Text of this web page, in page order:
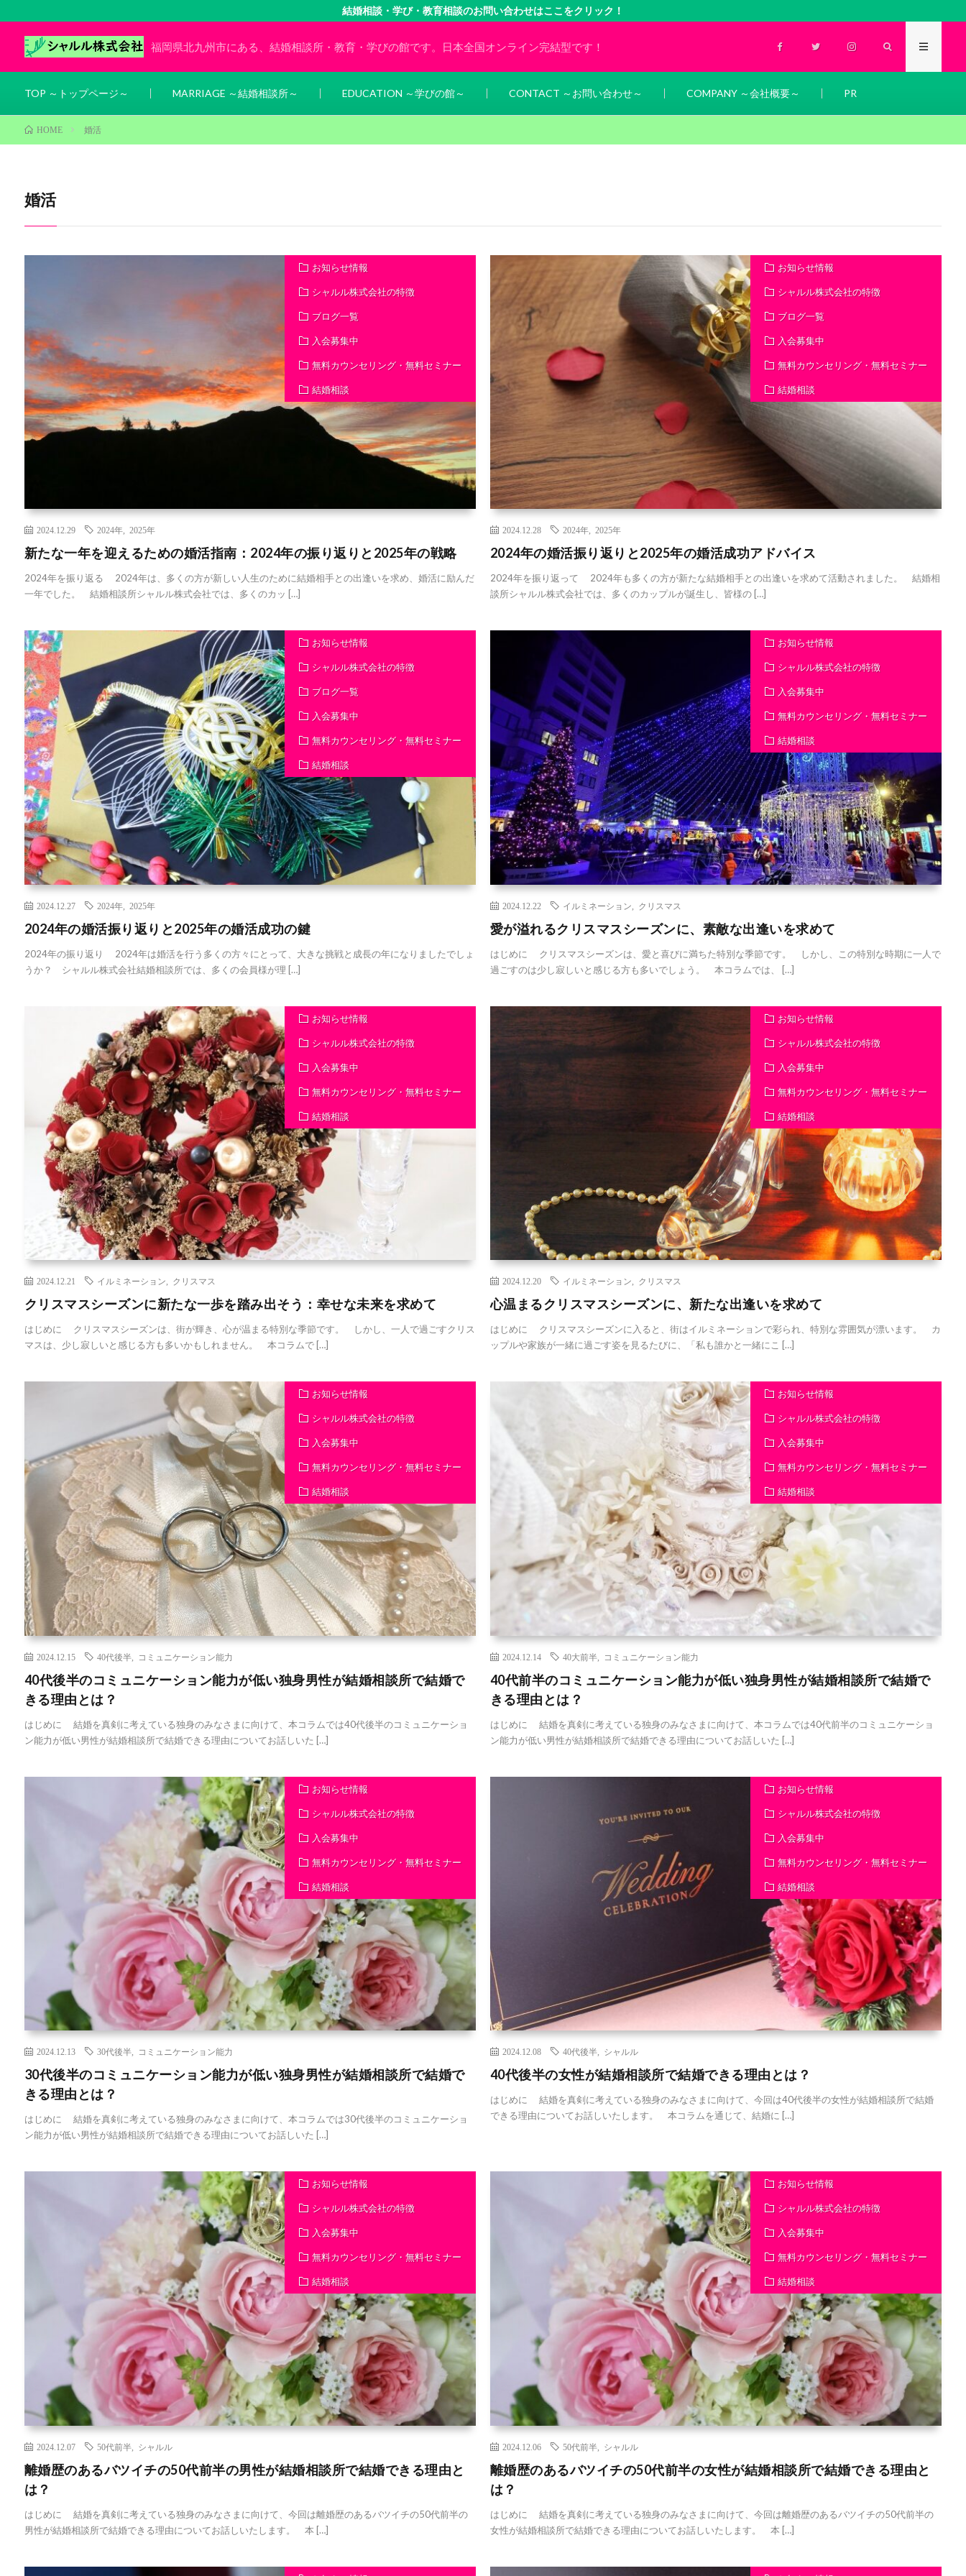
結婚相談・学び・教育相談のお問い合わせはここをクリック！
福岡県北九州市にある、結婚相談所・教育・学びの館です。日本全国オンライン完結型です！
TOP ～トップページ～ MARRIAGE ～結婚相談所～ EDUCATION ～学びの館～ CONTACT ～お問い合わせ～ COMPANY ～会社概要～ PR
HOME 婚活
婚活
お知らせ情報
シャルル株式会社の特徴
ブログ一覧
入会募集中
無料カウンセリング・無料セミナー
結婚相談
2024.12.29 2024年, 2025年
新たな一年を迎えるための婚活指南：2024年の振り返りと2025年の戦略
2024年を振り返る 2024年は、多くの方が新しい人生のために結婚相手との出逢いを求め、婚活に励んだ
一年でした。 結婚相談所シャルル株式会社では、多くのカッ […]
お知らせ情報
シャルル株式会社の特徴
ブログ一覧
入会募集中
無料カウンセリング・無料セミナー
結婚相談
2024.12.28 2024年, 2025年
2024年の婚活振り返りと2025年の婚活成功アドバイス
2024年を振り返って 2024年も多くの方が新たな結婚相手との出逢いを求めて活動されました。 結婚相
談所シャルル株式会社では、多くのカップルが誕生し、皆様の […]
お知らせ情報
シャルル株式会社の特徴
ブログ一覧
入会募集中
無料カウンセリング・無料セミナー
結婚相談
2024.12.27 2024年, 2025年
2024年の婚活振り返りと2025年の婚活成功の鍵
2024年の振り返り 2024年は婚活を行う多くの方々にとって、大きな挑戦と成長の年になりましたでしょ
うか？ シャルル株式会社結婚相談所では、多くの会員様が理 […]
お知らせ情報
シャルル株式会社の特徴
入会募集中
無料カウンセリング・無料セミナー
結婚相談
2024.12.22 イルミネーション クリスマス
愛が溢れるクリスマスシーズンに、素敵な出逢いを求めて
はじめに クリスマスシーズンは、愛と喜びに満ちた特別な季節です。 しかし、この特別な時期に一人で
過ごすのは少し寂しいと感じる方も多いでしょう。 本コラムでは、 […]
お知らせ情報
シャルル株式会社の特徴
入会募集中
無料カウンセリング・無料セミナー
結婚相談
2024.12.21 イルミネーション クリスマス
クリスマスシーズンに新たな一歩を踏み出そう：幸せな未来を求めて
はじめに クリスマスシーズンは、街が輝き、心が温まる特別な季節です。 しかし、一人で過ごすクリス
マスは、少し寂しいと感じる方も多いかもしれません。 本コラムで […]
お知らせ情報
シャルル株式会社の特徴
入会募集中
無料カウンセリング・無料セミナー
結婚相談
2024.12.20 イルミネーション クリスマス
心温まるクリスマスシーズンに、新たな出逢いを求めて
はじめに クリスマスシーズンに入ると、街はイルミネーションで彩られ、特別な雰囲気が漂います。 カ
ップルや家族が一緒に過ごす姿を見るたびに、「私も誰かと一緒にこ […]
お知らせ情報
シャルル株式会社の特徴
入会募集中
無料カウンセリング・無料セミナー
結婚相談
2024.12.15 40代後半, コミュニケーション能力
40代後半のコミュニケーション能力が低い独身男性が結婚相談所で結婚で
きる理由とは？
はじめに 結婚を真剣に考えている独身のみなさまに向けて、本コラムでは40代後半のコミュニケーショ
ン能力が低い男性が結婚相談所で結婚できる理由についてお話しいた […]
お知らせ情報
シャルル株式会社の特徴
入会募集中
無料カウンセリング・無料セミナー
結婚相談
2024.12.14 40大前半, コミュニケーション能力
40代前半のコミュニケーション能力が低い独身男性が結婚相談所で結婚で
きる理由とは？
はじめに 結婚を真剣に考えている独身のみなさまに向けて、本コラムでは40代前半のコミュニケーショ
ン能力が低い男性が結婚相談所で結婚できる理由についてお話しいた […]
お知らせ情報
シャルル株式会社の特徴
入会募集中
無料カウンセリング・無料セミナー
結婚相談
2024.12.13 30代後半, コミュニケーション能力
30代後半のコミュニケーション能力が低い独身男性が結婚相談所で結婚で
きる理由とは？
はじめに 結婚を真剣に考えている独身のみなさまに向けて、本コラムでは30代後半のコミュニケーショ
ン能力が低い男性が結婚相談所で結婚できる理由についてお話しいた […]
お知らせ情報
シャルル株式会社の特徴
入会募集中
無料カウンセリング・無料セミナー
結婚相談
2024.12.08 40代後半, シャルル
40代後半の女性が結婚相談所で結婚できる理由とは？
はじめに 結婚を真剣に考えている独身のみなさまに向けて、今回は40代後半の女性が結婚相談所で結婚
できる理由についてお話しいたします。 本コラムを通じて、結婚に […]
お知らせ情報
シャルル株式会社の特徴
入会募集中
無料カウンセリング・無料セミナー
結婚相談
2024.12.07 50代前半, シャルル
離婚歴のあるバツイチの50代前半の男性が結婚相談所で結婚できる理由と
は？
はじめに 結婚を真剣に考えている独身のみなさまに向けて、今回は離婚歴のあるバツイチの50代前半の
男性が結婚相談所で結婚できる理由についてお話しいたします。 本 […]
お知らせ情報
シャルル株式会社の特徴
入会募集中
無料カウンセリング・無料セミナー
結婚相談
2024.12.06 50代前半, シャルル
離婚歴のあるバツイチの50代前半の女性が結婚相談所で結婚できる理由と
は？
はじめに 結婚を真剣に考えている独身のみなさまに向けて、今回は離婚歴のあるバツイチの50代前半の
女性が結婚相談所で結婚できる理由についてお話しいたします。 本 […]